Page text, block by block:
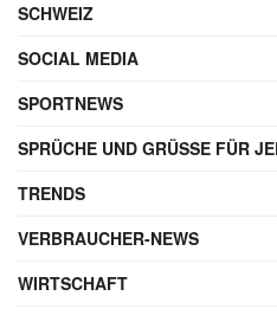
SCHWEIZ
SOCIAL MEDIA
SPORTNEWS
SPRÜCHE UND GRÜSSE FÜR
TRENDS
VERBRAUCHER-NEWS
WIRTSCHAFT